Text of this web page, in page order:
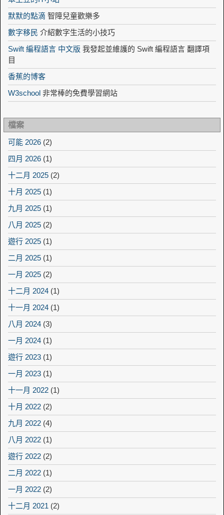
默默的點滴 智障兒童歡樂多
數字移民 介紹數字生活的小技巧
Swift 編程語言 中文版 我發起並維護的 Swift 編程語言 翻譯項
目
香蕉的博客
W3school 非常棒的免費學習網站
檔案
可能 2026 (2)
四月 2026 (1)
十二月 2025 (2)
十月 2025 (1)
九月 2025 (1)
八月 2025 (2)
遊行 2025 (1)
二月 2025 (1)
一月 2025 (2)
十二月 2024 (1)
十一月 2024 (1)
八月 2024 (3)
一月 2024 (1)
遊行 2023 (1)
一月 2023 (1)
十一月 2022 (1)
十月 2022 (2)
九月 2022 (4)
八月 2022 (1)
遊行 2022 (2)
二月 2022 (1)
一月 2022 (2)
十二月 2021 (2)